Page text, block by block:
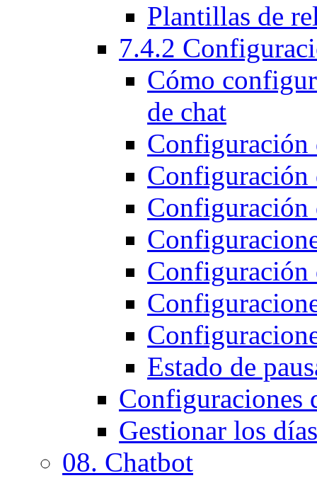
Plantillas de
7.4.2
Cómo
de chat
Configuración
Configuración
Configuración
Configuración
Estado de
Configuraciones
Gestionar los
08. Chatbot